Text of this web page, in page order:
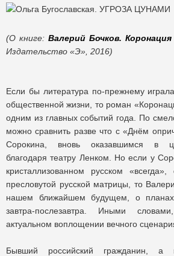
(О книге: Валерий Бочков. Коронация
Издательство «Э», 2016)
Если бы литература по-прежнему
общественной жизни, то роман
одним из главных событий года. По
можно сравнить разве что с «Днём
Сорокина, вновь оказавшимся в
благодаря театру Ленком. Но если у
кристаллизованном русском
пресловутой русской матрицы, то
нашем ближайшем будущем, о
завтра-послезавтра. Иными
актуальном воплощении вечного
Бывший российский гражданин,